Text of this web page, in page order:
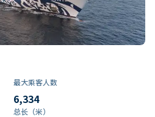
最大乘客人数
6,334
总长（米）